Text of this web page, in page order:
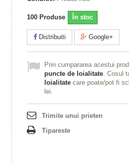
100 Produse În stoc
Distribuiti Google+
Prin cumpararea acestui
puncte de loialitate. Cosul
loialitate care poate/pot fi
lei.
Trimite unui prieten
Tipareste